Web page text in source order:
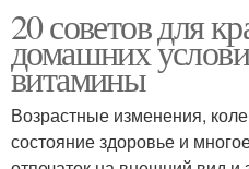
20 советов для
домашних
витамины
Возрастные изменения,
состояние здоровье и